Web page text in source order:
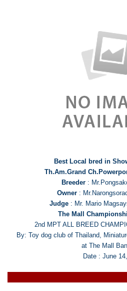
Best Local bred in
Th.Am.Grand
Breeder :
Owner :
Judge : Mr. Mario
The Mall
2nd MPT ALL BREED
By: Toy dog club of Thailand,
at The Mall
Date : June